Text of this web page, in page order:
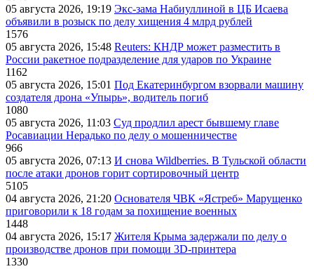
05 августа 2026, 19:19 Экс-зама Набиуллиной в ЦБ Исаева
объявили в розыск по делу хищения 4 млрд рублей
1576
05 августа 2026, 15:48 Reuters: КНДР может разместить в
России ракетное подразделение для ударов по Украине
1162
05 августа 2026, 15:01 Под Екатеринбургом взорвали машину
создателя дрона «Упырь», водитель погиб
1080
05 августа 2026, 11:03 Суд продлил арест бывшему главе
Росавиации Нерадько по делу о мошенничестве
966
05 августа 2026, 07:13 И снова Wildberries. В Тульской области
после атаки дронов горит сортировочный центр
5105
04 августа 2026, 21:20 Основателя ЧВК «Ястреб» Марущенко
приговорили к 18 годам за похищение военных
1448
04 августа 2026, 15:17 Жителя Крыма задержали по делу о
производстве дронов при помощи 3D‑принтера
1330